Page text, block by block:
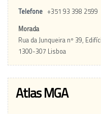
Telefone +351 93 398 2599
Morada
Rua da Junqueira nº 39,
1300-307 Lisboa
Atlas MGA